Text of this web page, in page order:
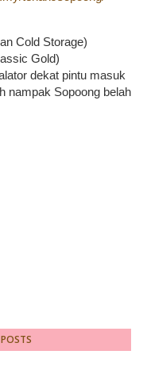
Cold Storage)
Gold)
dekat pintu masuk
nampak Sopoong belah